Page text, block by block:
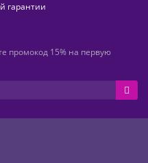
гарантии
промокод 15% на первую